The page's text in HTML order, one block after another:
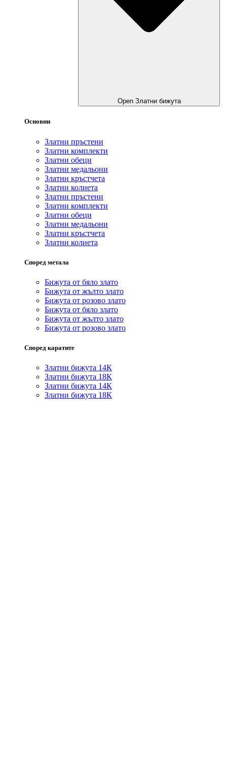
Open Златни бижута
Основни
Златни пръстени
Златни комплекти
Златни обеци
Златни медальони
Златни кръстчета
Златни колиета
Златни пръстени
Златни комплекти
Златни обеци
Златни медальони
Златни кръстчета
Златни колиета
Според метала
Бижута от бяло злато
Бижута от жълто злато
Бижута от розово злато
Бижута от бяло злато
Бижута от жълто злато
Бижута от розово злато
Според каратите
Златни бижута 14К
Златни бижута 18К
Златни бижута 14К
Златни бижута 18К